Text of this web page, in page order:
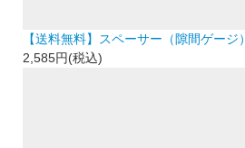
【送料無料】スペーサー（隙間ゲージ）
2,585円(税込)